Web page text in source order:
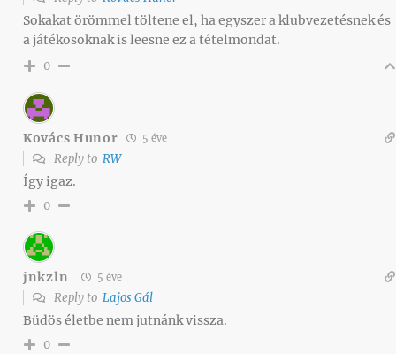
Sokakat örömmel töltene el, ha egyszer a klubvezetésnek és
a játékosoknak is leesne ez a tételmondat.
0
Kovács Hunor 5 éve
Reply to RW
Így igaz.
0
jnkzln 5 éve
Reply to Lajos Gál
Büdös életbe nem jutnánk vissza.
0